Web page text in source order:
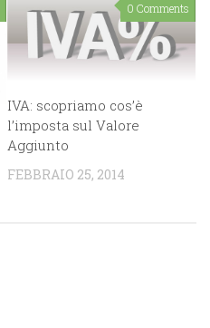
0 Comments
IVA: scopriamo cos’è
l’imposta sul Valore
Aggiunto
FEBBRAIO 25, 2014